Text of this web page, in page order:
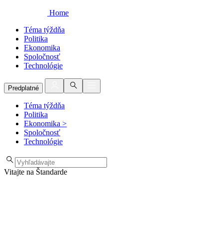
Home
Téma týždňa
Politika
Ekonomika
Spoločnosť
Technológie
Predplatné
Téma týždňa
Politika
Ekonomika >
Spoločnosť
Technológie
Vitajte na Štandarde